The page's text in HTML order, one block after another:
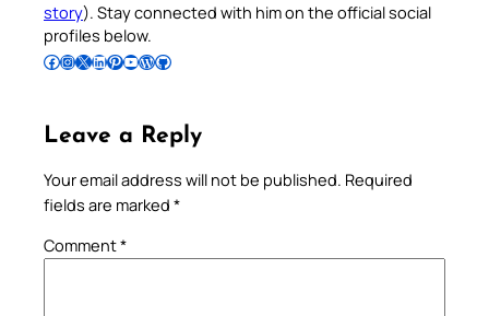
story). Stay connected with him on the official social
profiles below.
Follow Pradeep on Facebook Follow Pradeep on InstagramFollow Pradeep on X Follow Pradeep on LinkedIn Follow Pradeep on Pinterest Subscribe to Pradeep’s Youtube Channel Follow Pradeep on WordPress Follow Pradeep on GitHub
Leave a Reply
Your email address will not be published. Required
fields are marked *
Comment*